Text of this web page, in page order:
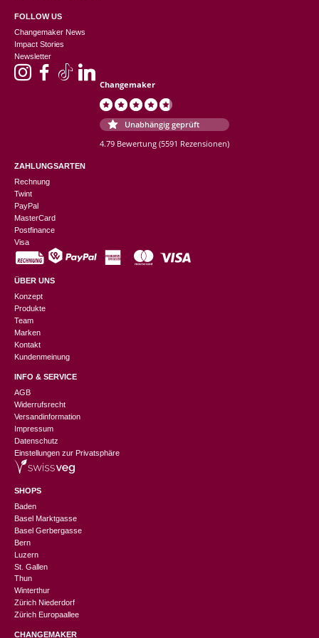
FOLLOW US
Changemaker News
Impact Stories
Newsletter
Changemaker
Unabhängig geprüft
4.79 Bewertung (5591 Rezensionen)
ZAHLUNGSARTEN
Rechnung
Twint
PayPal
MasterCard
Postfinance
Visa
ÜBER UNS
Konzept
Produkte
Team
Marken
Kontakt
Kundenmeinung
INFO & SERVICE
AGB
Widerrufsrecht
Versandinformation
Impressum
Datenschutz
Einstellungen zur Privatsphäre
SHOPS
Baden
Basel Marktgasse
Basel Gerbergasse
Bern
Luzern
St. Gallen
Thun
Winterthur
Zürich Niederdorf
Zürich Europaallee
CHANGEMAKER